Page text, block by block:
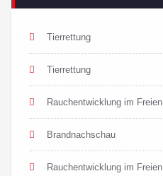
Tierrettung
Tierrettung
Rauchentwicklung im Freien
Brandnachschau
Rauchentwicklung im Freien